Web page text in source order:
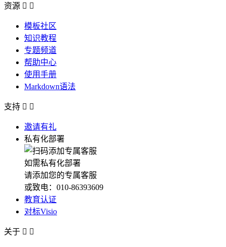
资源  
模板社区
知识教程
专题频道
帮助中心
使用手册
Markdown语法
支持  
邀请有礼
私有化部署
如需私有化部署
请添加您的专属客服
或致电：010-86393609
教育认证
对标Visio
关于  